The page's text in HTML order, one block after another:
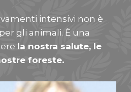
intensivi non è
gli animali. È una
la nostra salute, le
foreste.